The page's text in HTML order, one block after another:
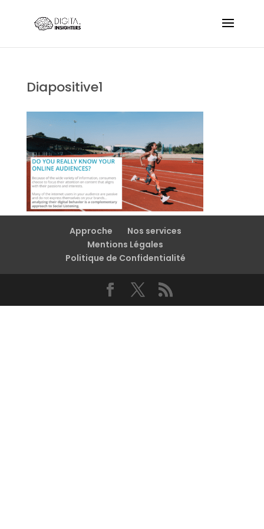
Diapositive1
Approche
Nos services
Mentions Légales
Politique de Confidentialité